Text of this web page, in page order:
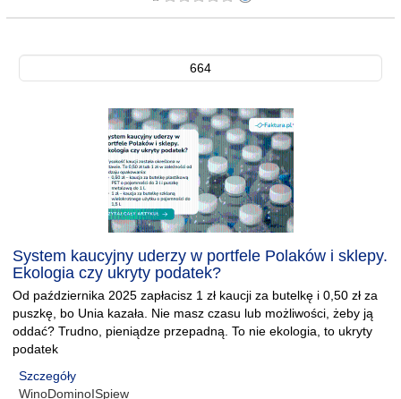
664
System kaucyjny uderzy w portfele Polaków i sklepy.
Ekologia czy ukryty podatek?
Od października 2025 zapłacisz 1 zł kaucji za butelkę i 0,50 zł za
puszkę, bo Unia kazała. Nie masz czasu lub możliwości, żeby ją
oddać? Trudno, pieniądze przepadną. To nie ekologia, to ukryty
podatek
Szczegóły
WinoDominoISpiew